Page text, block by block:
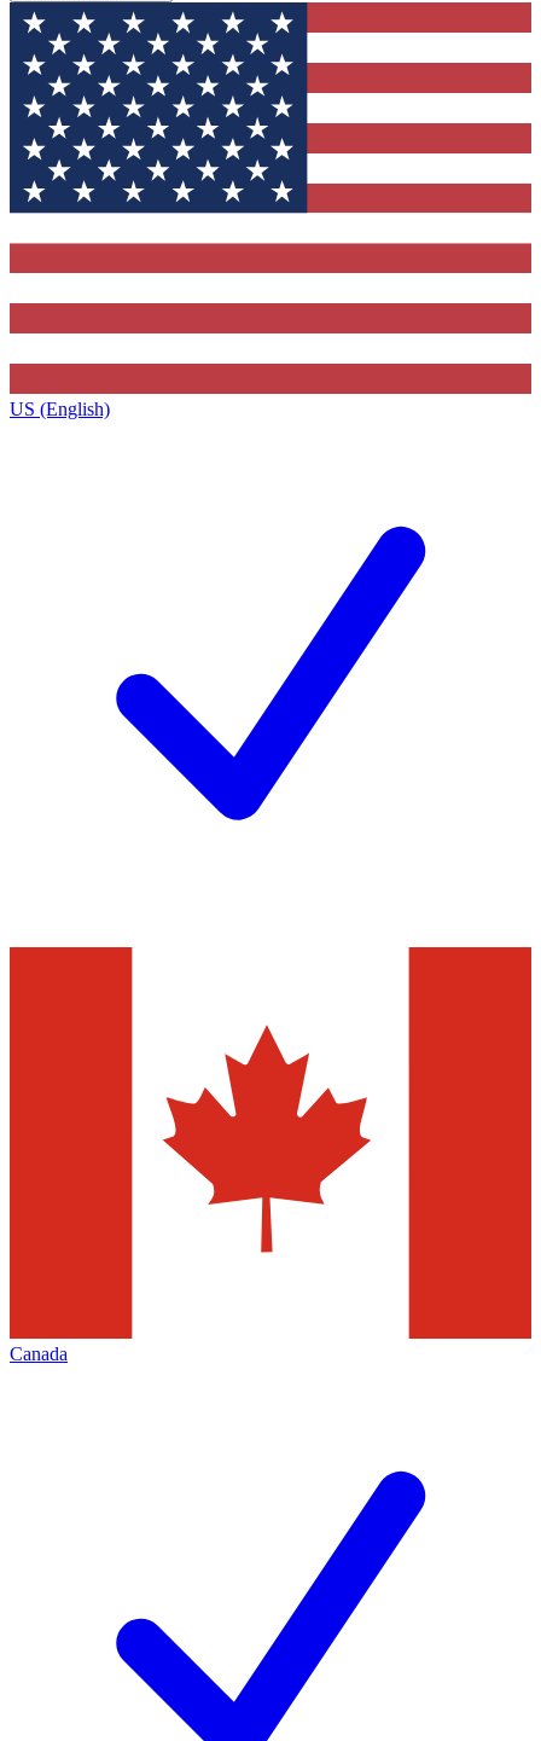
US (English)
Canada